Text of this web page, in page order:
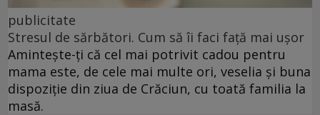
publicitate
Stresul de sărbători. Cum să îi faci față mai ușor
Amintește-ți că cel mai potrivit cadou pentru
mama este, de cele mai multe ori, veselia și buna
dispoziție din ziua de Crăciun, cu toată familia la
masă.